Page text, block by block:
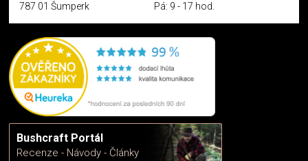
787 01 Šumperk
Pá: 9 - 17 hod.
Bushcraft Portál
Recenze - Návody - Články